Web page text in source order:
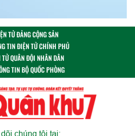
TỬ ĐẢNG CỘNG SẢN
TIN ĐIỆN TỬ CHÍNH PHỦ
QUÂN ĐỘI NHÂN DÂN
TIN BỘ QUỐC PHÒNG
chúng tôi tại: